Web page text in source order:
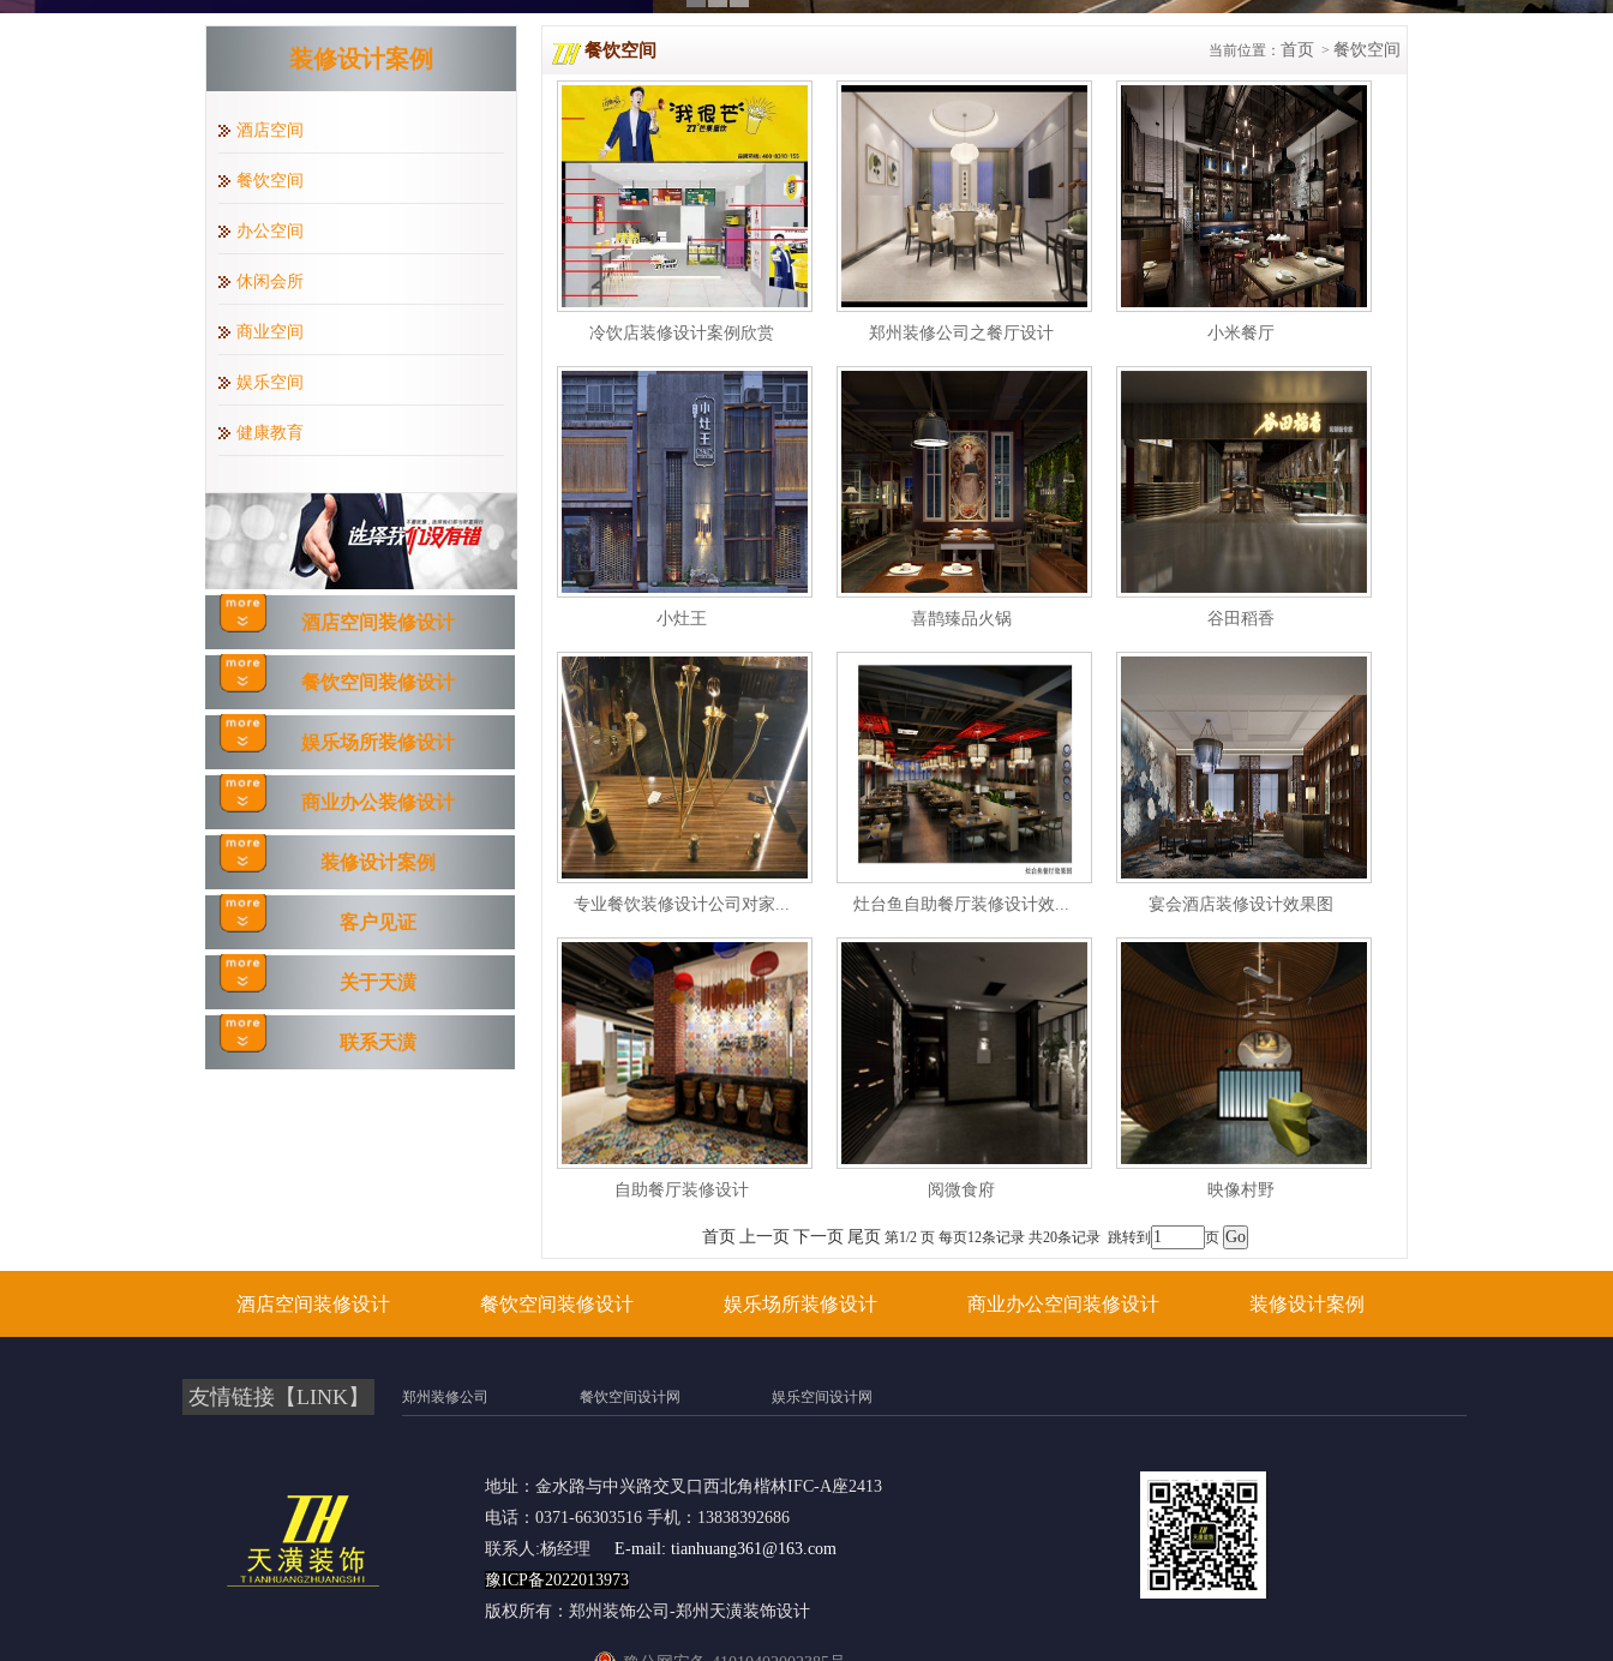
装修设计案例
酒店空间
餐饮空间
办公空间
休闲会所
商业空间
娱乐空间
健康教育
酒店空间装修设计
餐饮空间装修设计
娱乐场所装修设计
商业办公装修设计
装修设计案例
客户见证
关于天潢
联系天潢
餐饮空间 当前位置： 首页 > 餐饮空间
冷饮店装修设计案例欣赏 郑州装修公司之餐厅设计 小米餐厅
小灶王 喜鹊臻品火锅 谷田稻香
专业餐饮装修设计公司对家... 灶台鱼自助餐厅装修设计效... 宴会酒店装修设计效果图
自助餐厅装修设计 阅微食府 映像村野
首页 上一页 下一页 尾页 第1/2 页 每页12条记录 共20条记录 跳转到 页
酒店空间装修设计 餐饮空间装修设计 娱乐场所装修设计 商业办公空间装修设计 装修设计案例
友情链接【LINK】 郑州装修公司 餐饮空间设计网 娱乐空间设计网
地址：金水路与中兴路交叉口西北角楷林IFC-A座2413
电话：0371-66303516 手机：13838392686
联系人:杨经理 E-mail: tianhuang361@163.com
豫ICP备2022013973
版权所有：郑州装饰公司-郑州天潢装饰设计